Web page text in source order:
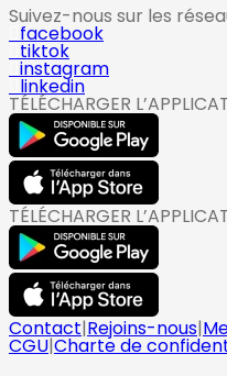
Suivez-nous sur les
facebook
tiktok
instagram
linkedin
TÉLÉCHARGER
TÉLÉCHARGER
Contact|Rejoins-nous|
CGU|Charte de